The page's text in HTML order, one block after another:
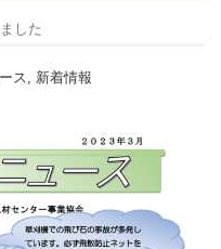
した
ス, 新着情報